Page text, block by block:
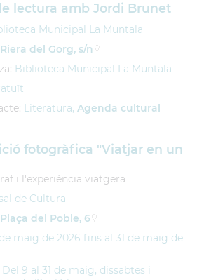
lectura amb Jordi Brunet
Municipal La Muntala
Riera del Gorg, s/n
Biblioteca Municipal La Muntala
Literatura, Agenda cultural
fotogràfica "Viatjar en un
i l'experiència viatgera
de Cultura
Plaça del Poble, 6
de maig de 2026 fins al 31 de maig de
Del 9 al 31 de maig, dissabtes i